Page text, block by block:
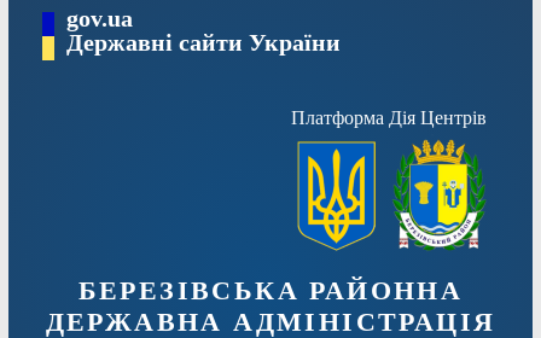
Перейтиgov.ua
Державні сайти України
Платформа Дія Центрів
БЕРЕЗІВСЬКА РАЙОННА
ДЕРЖАВНА АДМІНІСТРАЦІЯ